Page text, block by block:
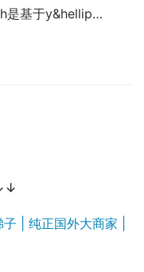
是基于y&hellip…
| 纯正国外大商家 |